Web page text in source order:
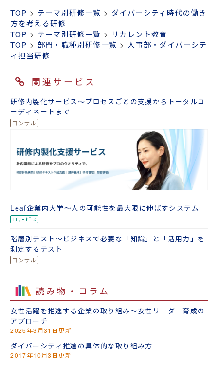
TOP > テーマ別研修一覧 > ダイバーシティ時代の働き
方を考える研修
TOP > テーマ別研修一覧 > リカレント教育
TOP > 部門・職種別研修一覧 > 人事部・ダイバーシテ
ィ担当研修
関連サービス
研修内製化サービス～プロセスごとの支援からトータルコ
ーディネートまで
Leaf企業内大学～人の可能性を最大限に伸ばすシステム
階層別テスト～ビジネスで必要な「知識」と「活用力」を
測定するテスト
読み物・コラム
女性活躍を推進する企業の取り組み～女性リーダー育成の
アプローチ
2026年3月31日更新
ダイバーシティ推進の具体的な取り組み方
2017年10月3日更新